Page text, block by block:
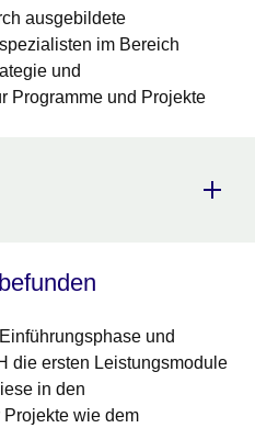
ausgebildete
im Bereich
und
Programme und Projekte
und
die ersten Leistungsmodule
in den
wie dem